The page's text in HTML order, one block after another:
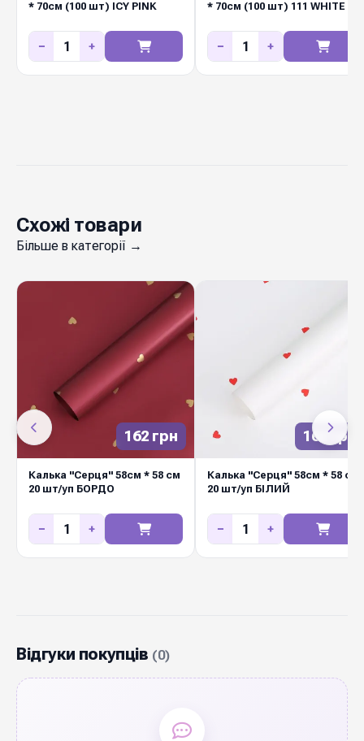
* 70см (100 шт) ICY PINK
− +
* 70см (100 шт) 111 WHITE
− +
Схожі товари
Більше в категорії →
162 грн
Калька "Серця" 58см * 58 см
20 шт/уп БОРДО
− +
162 грн
Калька "Серця" 58см * 58 см
20 шт/уп БІЛИЙ
− +
Відгуки покупців (0)